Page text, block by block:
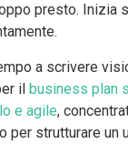
presto. Inizia
a scrivere
il business plan
e agile,
per strutturare un